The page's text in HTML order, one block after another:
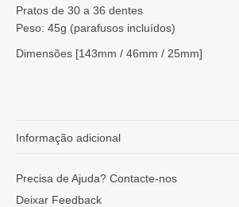
Pratos de 30 a 36 dentes
Peso: 45g (parafusos incluídos)
Dimensões [143mm / 46mm / 25mm]
Informação adicional
Peso
Precisa de Ajuda? Contacte-nos
Deixar Feedback